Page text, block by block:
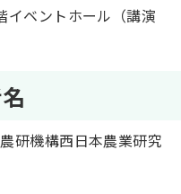
イベントホール（講演
研機構西日本農業研究